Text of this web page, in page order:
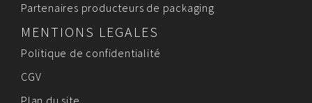
Partenaires producteurs de packaging
MENTIONS LEGALES
Politique de confidentialité
CGV
Plan du site